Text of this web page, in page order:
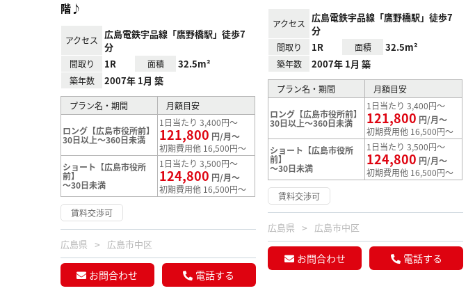
階♪
アクセス
広島電鉄宇品線「鷹野橋駅」徒歩7
分
間取り 1R 面積 32.5m²
築年数 2007年 1月 築
プラン名・期間 月額目安
ロング【広島市役所前】
30日以上～360日未満
1日当たり 3,400円～
121,800 円/月～
初期費用他 16,500円～
ショート【広島市役所
前】
～30日未満
1日当たり 3,500円～
124,800 円/月～
初期費用他 16,500円～
賃料交渉可
広島県 広島市中区
お問合わせ 電話する
アクセス
広島電鉄宇品線「鷹野橋駅」徒歩7
分
間取り 1R 面積 32.5m²
築年数 2007年 1月 築
プラン名・期間 月額目安
ロング【広島市役所前】
30日以上～360日未満
1日当たり 3,400円～
121,800 円/月～
初期費用他 16,500円～
ショート【広島市役所
前】
～30日未満
1日当たり 3,500円～
124,800 円/月～
初期費用他 16,500円～
賃料交渉可
広島県 広島市中区
お問合わせ 電話する